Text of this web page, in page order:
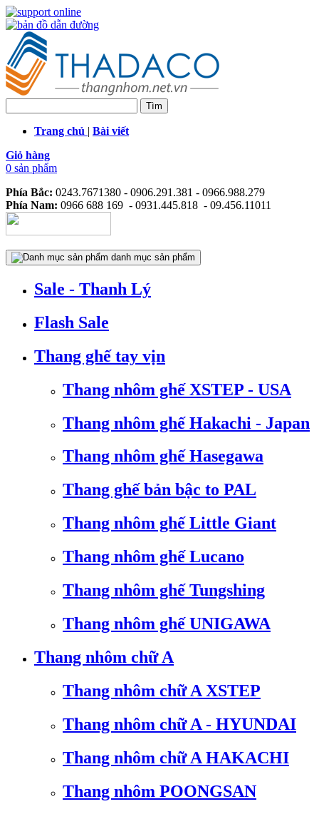
Trang chủ | Bài viết
Giỏ hàng
0 sản phẩm
Phía Bắc: 0243.7671380 - 0906.291.381 - 0966.988.279
Phía Nam: 0966 688 169 - 0931.445.818 - 09.456.11011
danh mục sản phẩm
Sale - Thanh Lý
Flash Sale
Thang ghế tay vịn
Thang nhôm ghế XSTEP - USA
Thang nhôm ghế Hakachi - Japan
Thang nhôm ghế Hasegawa
Thang ghế bản bậc to PAL
Thang nhôm ghế Little Giant
Thang nhôm ghế Lucano
Thang nhôm ghế Tungshing
Thang nhôm ghế UNIGAWA
Thang nhôm chữ A
Thang nhôm chữ A XSTEP
Thang nhôm chữ A - HYUNDAI
Thang nhôm chữ A HAKACHI
Thang nhôm POONGSAN